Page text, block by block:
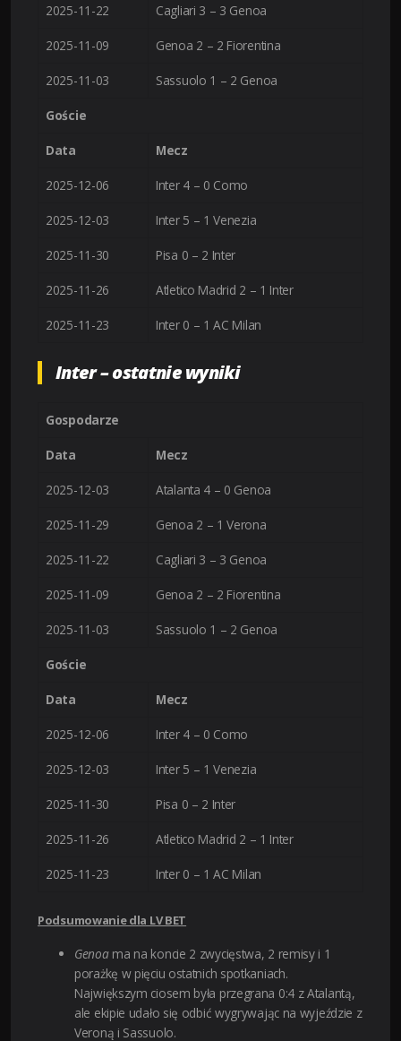
2025-11-22 Cagliari 3 – 3 Genoa
2025-11-09 Genoa 2 – 2 Fiorentina
2025-11-03 Sassuolo 1 – 2 Genoa
Goście
Data Mecz
2025-12-06 Inter 4 – 0 Como
2025-12-03 Inter 5 – 1 Venezia
2025-11-30 Pisa 0 – 2 Inter
2025-11-26 Atletico Madrid 2 – 1 Inter
2025-11-23 Inter 0 – 1 AC Milan
Inter – ostatnie wyniki
Gospodarze
Data Mecz
2025-12-03 Atalanta 4 – 0 Genoa
2025-11-29 Genoa 2 – 1 Verona
2025-11-22 Cagliari 3 – 3 Genoa
2025-11-09 Genoa 2 – 2 Fiorentina
2025-11-03 Sassuolo 1 – 2 Genoa
Goście
Data Mecz
2025-12-06 Inter 4 – 0 Como
2025-12-03 Inter 5 – 1 Venezia
2025-11-30 Pisa 0 – 2 Inter
2025-11-26 Atletico Madrid 2 – 1 Inter
2025-11-23 Inter 0 – 1 AC Milan
Podsumowanie dla LV BET
Genoama na koncie 2 zwycięstwa, 2 remisy i 1
porażkę w pięciu ostatnich spotkaniach.
Największym ciosem była przegrana 0:4 z Atalantą,
ale ekipie udało się odbić wygrywając na wyjeździe z
Veroną i Sassuolo.